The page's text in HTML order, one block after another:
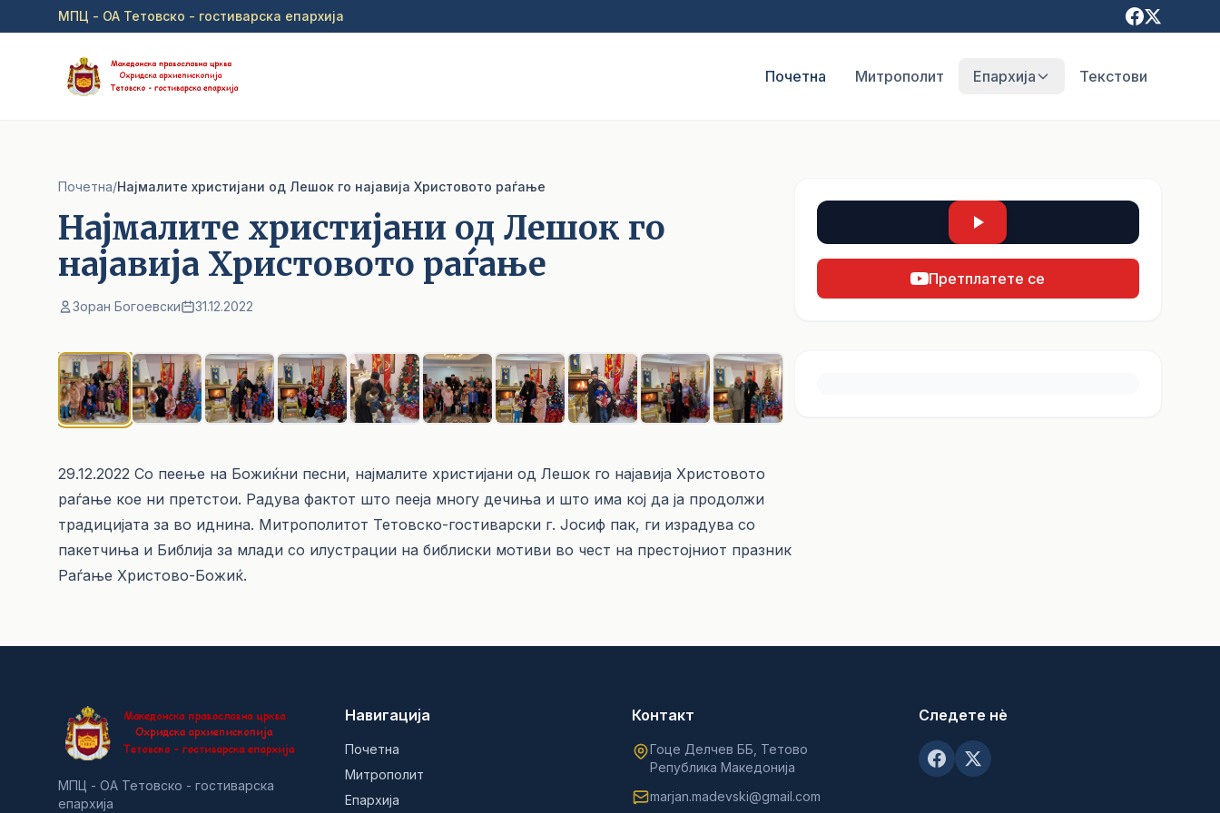
Прејди на главна содржина
МПЦ - ОА Тетовско - гостиварска епархија
Почетна Митрополит Епархија Текстови
Почетна/Hајмалите христијани од Лешок го најавија Христовото раѓање
Hајмалите христијани од Лешок го
најавија Христовото раѓање
Зоран Богоевски 31.12.2022
29.12.2022 Со пеење на Божиќни песни, најмалите христијани од Лешок го најавија Христовото
раѓање кое ни претстои. Радува фактот што пееја многу дечиња и што има кој да ја продолжи
традицијата за во иднина. Митрополитот Тетовско-гостиварски г. Јосиф пак, ги израдува со
пакетчиња и Библија за млади со илустрации на библиски мотиви во чест на престојниот празник
Раѓање Христово-Божиќ.
Претплатете се
МПЦ - ОА Тетовско - гостиварска
епархија
Навигација
Почетна
Митрополит
Епархија
Контакт
Гоце Делчев ББ, Тетово
Република Македонија
marjan.madevski@gmail.com
Следете нè